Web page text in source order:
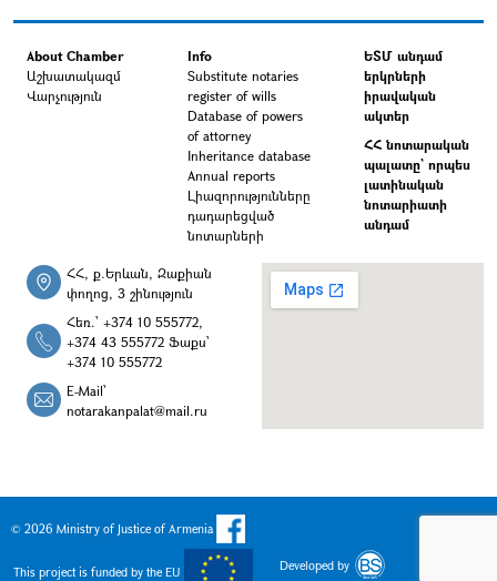
About Chamber
Աշխատակազմ
Վարչություն
Info
Substitute notaries
register of wills
Database of powers
of attorney
Inheritance database
Annual reports
Լիազորությունները
դադարեցված
նոտարների
ԵՏՄ անդամ
երկրների
իրավական
ակտեր
ՀՀ նոտարական
պալատը` որպես
լատինական
նոտարիատի
անդամ
ՀՀ, ք.Երևան, Զաքիան
փողոց, 3 շինություն
Հեռ.՝ +374 10 555772,
+374 43 555772 Ֆաքս՝
+374 10 555772
E-Mail՝
notarakanpalat@mail.ru
© 2026 Ministry of Justice of Armenia
This project is funded by the EU Developed by